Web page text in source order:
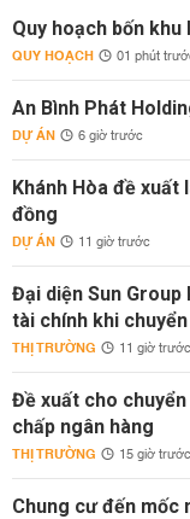
Quy hoạch bốn khu
QUY HOẠCH 01 phút
An Bình Phát
DỰ ÁN 6 giờ trước
Khánh Hòa đề xuất
đồng
DỰ ÁN 11 giờ trước
Đại diện Sun
tài chính khi
THỊ TRƯỜNG 11 giờ trước
Đề xuất cho
chấp ngân hàng
THỊ TRƯỜNG 15 giờ trước
Chung cư đến mốc